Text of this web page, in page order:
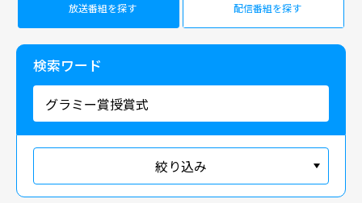
放送番組を探す 配信番組を探す
検索ワード
絞り込み